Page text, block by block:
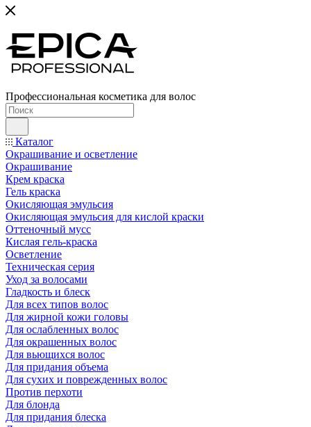
Профессиональная косметика для волос
Каталог
Окрашивание и осветление
Окрашивание
Крем краска
Гель краска
Окисляющая эмульсия
Окисляющая эмульсия для кислой краски
Оттеночный мусс
Кислая гель-краска
Осветление
Техническая серия
Уход за волосами
Гладкость и блеск
Для всех типов волос
Для жирной кожи головы
Для ослабленных волос
Для окрашенных волос
Для вьющихся волос
Для придания объема
Для сухих и поврежденных волос
Против перхоти
Для блонда
Для придания блеска